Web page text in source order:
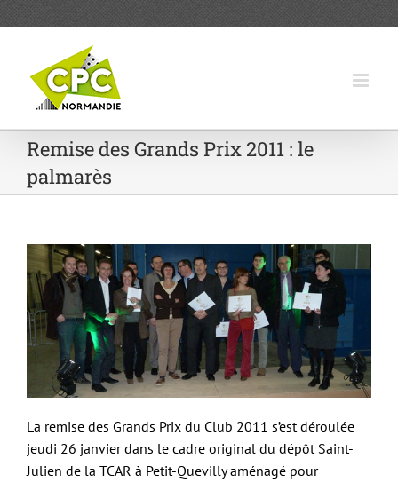
Remise des Grands Prix 2011 : le
palmarès
La remise des Grands Prix du Club 2011 s’est déroulée
jeudi 26 janvier dans le cadre original du dépôt Saint-
Julien de la TCAR à Petit-Quevilly aménagé pour